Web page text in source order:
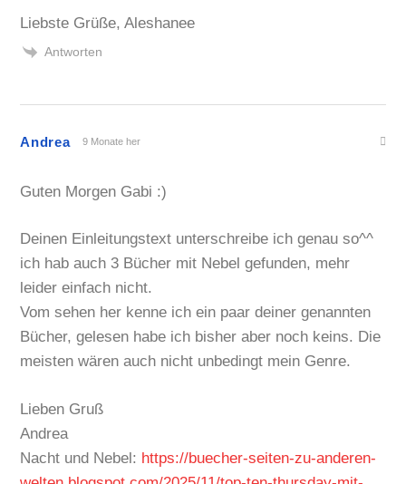
Liebste Grüße, Aleshanee
Antworten
Andrea 9 Monate her
Guten Morgen Gabi :)
Deinen Einleitungstext unterschreibe ich genau so^^
ich hab auch 3 Bücher mit Nebel gefunden, mehr
leider einfach nicht.
Vom sehen her kenne ich ein paar deiner genannten
Bücher, gelesen habe ich bisher aber noch keins. Die
meisten wären auch nicht unbedingt mein Genre.
Lieben Gruß
Andrea
Nacht und Nebel: https://buecher-seiten-zu-anderen-